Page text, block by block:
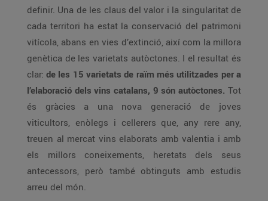
definir. Una de les claus del valor i la singularitat de
cada territori ha estat la conservació del patrimoni
vitícola, abans en vies d’extinció, així com la millora
genètica de les varietats autòctones. I el resultat és
clar: de les 15 varietats de raïm més utilitzades per a
l’elaboració dels vins catalans, 9 són autòctones. Tot
és gràcies a una nova generació de joves
viticultors, enòlegs i cellerers que, any rere any,
treuen al mercat vins elaborats amb valentia i amb
els millors coneixements, heretats dels seus
antecessors, però també obtinguts amb estudis
arreu del món.